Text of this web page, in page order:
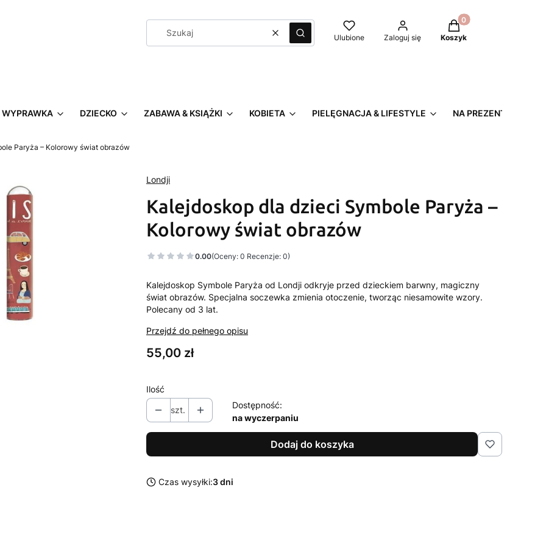
WyczyśćSzukaj Ulubione Zaloguj się
Produkty w koszyku:
Koszyk
WYPRAWKA DZIECKO ZABAWA & KSIĄŻKI KOBIETA PIELĘGNACJA & LIFESTYLE NA PREZENT
Paryża – Kolorowy świat obrazów
Londji
Kalejdoskop dla dzieci Symbole Paryża –
Kolorowy świat obrazów
0.00(Oceny: 0 Recenzje: 0)
Kalejdoskop Symbole Paryża od Londji odkryje przed dzieckiem barwny, magiczny
świat obrazów. Specjalna soczewka zmienia otoczenie, tworząc niesamowite wzory.
Polecany od 3 lat.
Przejdź do pełnego opisu
Cena
55,00 zł
Ilość
szt.
Dostępność:
na wyczerpaniu
Dodaj do koszyka
Czas wysyłki:3 dni